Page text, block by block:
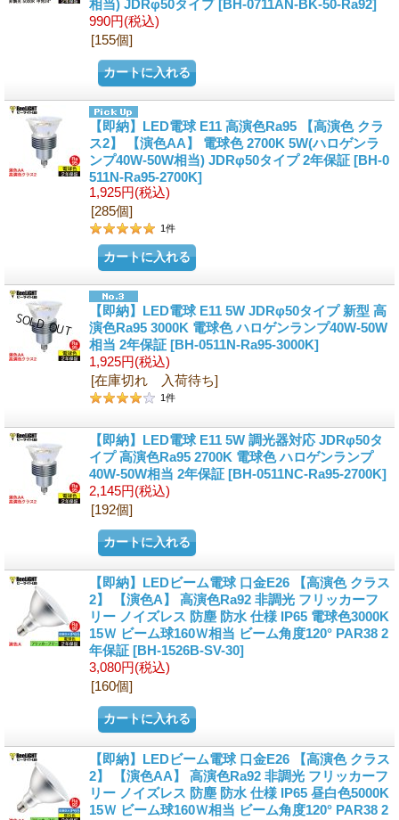
相当) JDRφ50タイプ [BH-0711AN-BK-50-Ra92]
990円(税込)
[155個]
【即納】LED電球 E11 高演色Ra95 【高演色 クラ
ス2】 【演色AA】 電球色 2700K 5W(ハロゲンラ
ンプ40W-50W相当) JDRφ50タイプ 2年保証 [BH-0
511N-Ra95-2700K]
1,925円(税込)
[285個]
1件
【即納】LED電球 E11 5W JDRφ50タイプ 新型 高
演色Ra95 3000K 電球色 ハロゲンランプ40W-50W
相当 2年保証 [BH-0511N-Ra95-3000K]
1,925円(税込)
[在庫切れ 入荷待ち]
1件
【即納】LED電球 E11 5W 調光器対応 JDRφ50タ
イプ 高演色Ra95 2700K 電球色 ハロゲンランプ
40W-50W相当 2年保証 [BH-0511NC-Ra95-2700K]
2,145円(税込)
[192個]
【即納】LEDビーム電球 口金E26 【高演色 クラス
2】 【演色A】 高演色Ra92 非調光 フリッカーフ
リー ノイズレス 防塵 防水 仕様 IP65 電球色3000K
15Ｗ ビーム球160Ｗ相当 ビーム角度120° PAR38 2
年保証 [BH-1526B-SV-30]
3,080円(税込)
[160個]
【即納】LEDビーム電球 口金E26 【高演色 クラス
2】 【演色AA】 高演色Ra92 非調光 フリッカーフ
リー ノイズレス 防塵 防水 仕様 IP65 昼白色5000K
15Ｗ ビーム球160Ｗ相当 ビーム角度120° PAR38 2